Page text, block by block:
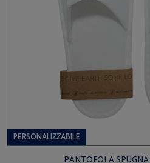
PERSONALIZZABILE